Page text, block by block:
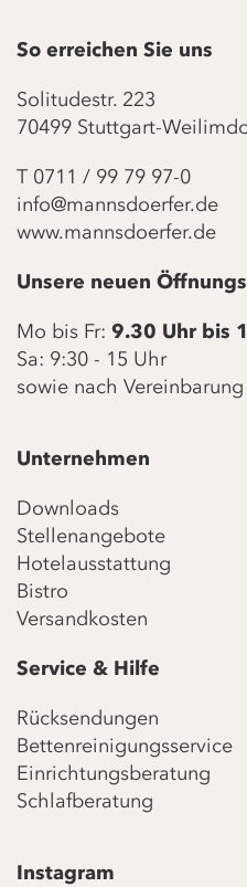
So erreichen Sie uns
Solitudestr. 223
70499 Stuttgart-
T 0711 / 99 79 97-0
info@mannsdoerfer.de
www.mannsdoerfer.de
Unsere neuen
Mo bis Fr: 9.30 Uhr bis
Sa: 9:30 - 15 Uhr
sowie nach Vereinbarung
Unternehmen
Downloads
Stellenangebote
Hotelausstattung
Bistro
Versandkosten
Service & Hilfe
Rücksendungen
Bettenreinigungsservice
Einrichtungsberatung
Schlafberatung
Instagram